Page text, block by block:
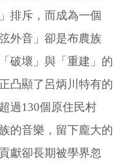
排斥，而成為一個
外音」卻是布農族
破壞」與「重建」的
凸顯了呂炳川特有的
過130個原住民村
的音樂，留下龐大的
獻卻長期被學界忽